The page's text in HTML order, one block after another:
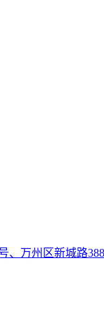
万州区新城路